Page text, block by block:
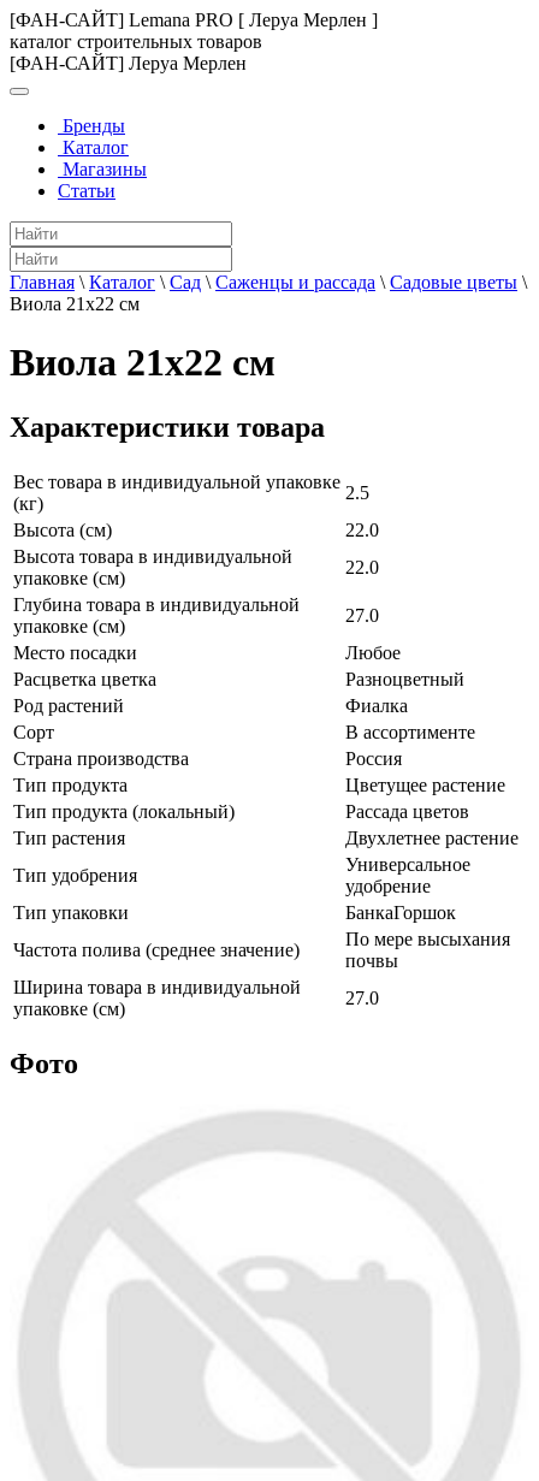
[ФАН-САЙТ] Lemana PRO [ Леруа Мерлен ]
каталог строительных товаров
[ФАН-САЙТ] Леруа Мерлен
Бренды
Каталог
Магазины
Статьи
Главная \ Каталог \ Сад \ Саженцы и рассада \ Садовые цветы \
Виола 21x22 см
Виола 21x22 см
Характеристики товара
Вес товара в индивидуальной упаковке
(кг)
2.5
Высота (см)
22.0
Высота товара в индивидуальной
упаковке (см)
22.0
Глубина товара в индивидуальной
упаковке (см)
27.0
Место посадки
Любое
Расцветка цветка
Разноцветный
Род растений
Фиалка
Сорт
В ассортименте
Страна производства
Россия
Тип продукта
Цветущее растение
Тип продукта (локальный)
Рассада цветов
Тип растения
Двухлетнее растение
Тип удобрения
Универсальное
удобрение
Тип упаковки
БанкаГоршок
Частота полива (среднее значение)
По мере высыхания
почвы
Ширина товара в индивидуальной
упаковке (см)
27.0
Фото